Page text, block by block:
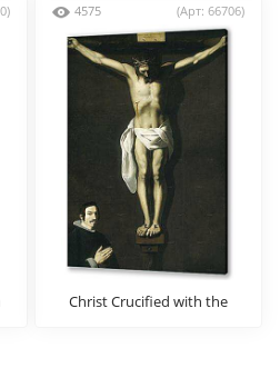
4575 (Арт: 66706)
Christ Crucified with the